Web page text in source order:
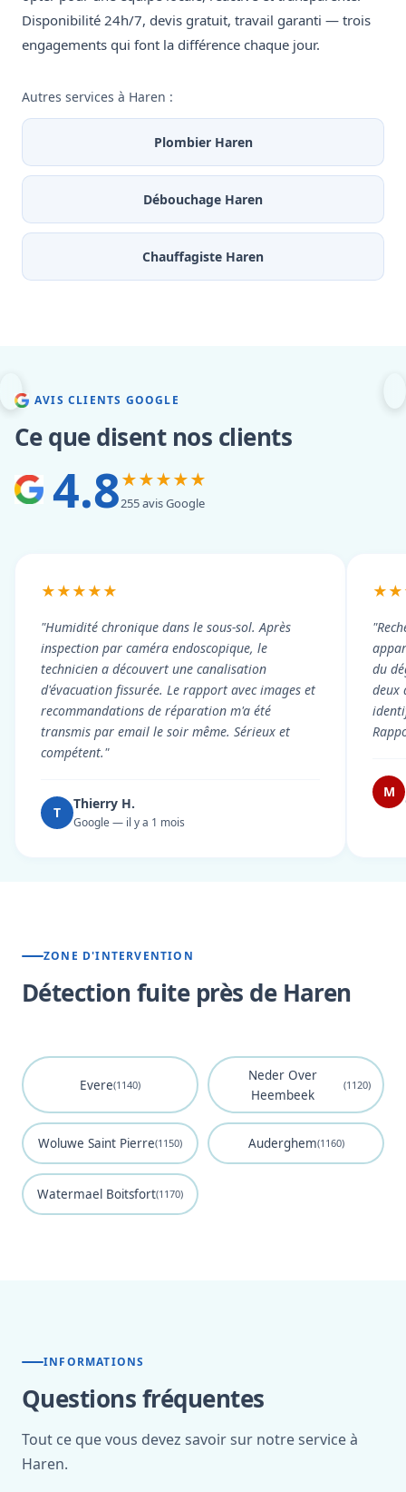
Disponibilité 24h/7, devis gratuit, travail garanti — trois
engagements qui font la différence chaque jour.
Autres services à Haren :
Plombier Haren
Débouchage Haren
Chauffagiste Haren
AVIS CLIENTS GOOGLE
Ce que disent nos clients
4.8★★★★★
255 avis Google
★★★★★
"Humidité chronique dans le sous-sol. Après
inspection par caméra endoscopique, le
technicien a découvert une canalisation
d'évacuation fissurée. Le rapport avec images et
recommandations de réparation m'a été
transmis par email le soir même. Sérieux et
compétent."
T
Thierry H.
Google — il y a 1 mois
du
deux
M
ZONE D'INTERVENTION
Détection fuite près de Haren
Evere(1140)
Neder Over
Heembeek
(1120)
Woluwe Saint Pierre(1150) Auderghem(1160)
Watermael Boitsfort(1170)
INFORMATIONS
Questions fréquentes
Tout ce que vous devez savoir sur notre service à
Haren.